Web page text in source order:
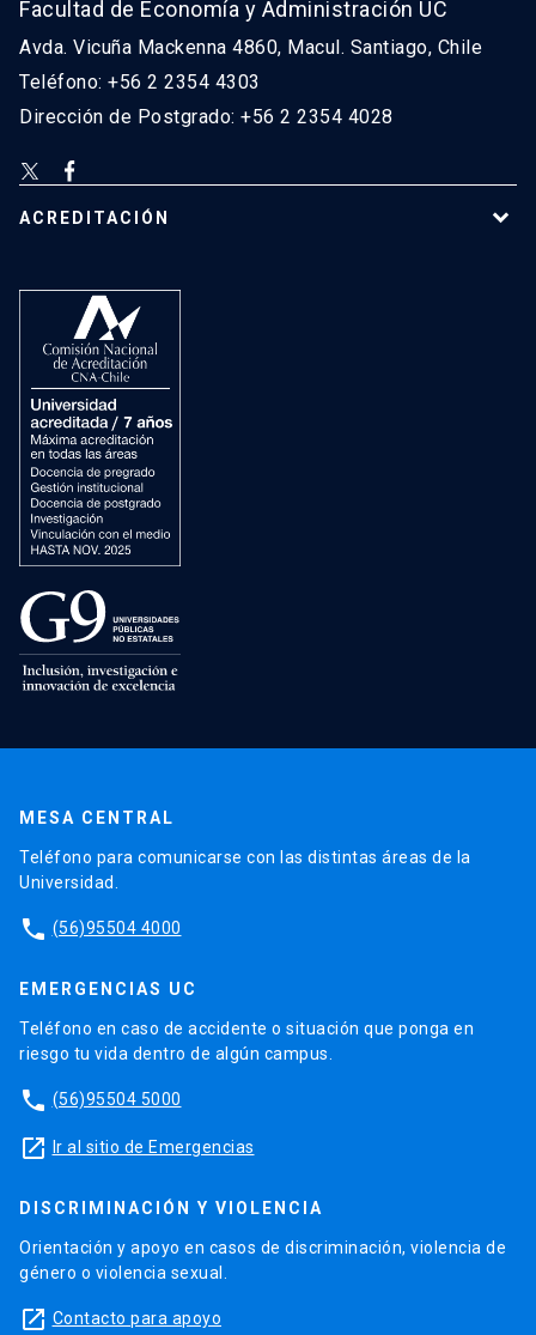
Facultad de Economía y Administración UC
Avda. Vicuña Mackenna 4860, Macul. Santiago, Chile
Teléfono: +56 2 2354 4303
Dirección de Postgrado: +56 2 2354 4028
ACREDITACIÓN
MESA CENTRAL
Teléfono para comunicarse con las distintas áreas de la
Universidad.
phone (56)95504 4000
EMERGENCIAS UC
Teléfono en caso de accidente o situación que ponga en
riesgo tu vida dentro de algún campus.
phone (56)95504 5000
launch Ir al sitio de Emergencias
DISCRIMINACIÓN Y VIOLENCIA
Orientación y apoyo en casos de discriminación, violencia de
género o violencia sexual.
launch Contacto para apoyo